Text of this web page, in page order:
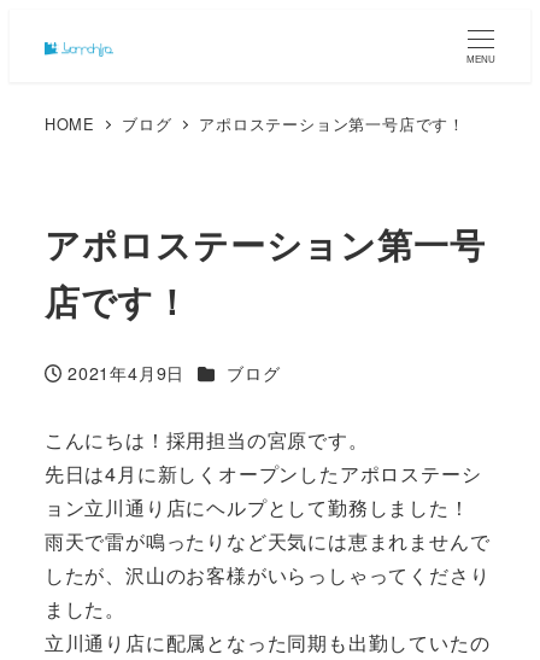
MENU
HOME ブログ アポロステーション第一号店です！
アポロステーション第一号
店です！
投稿日
2021年4月9日 カテゴリー
ブログ
こんにちは！採用担当の宮原です。
先日は4月に新しくオープンしたアポロステーシ
ョン立川通り店にヘルプとして勤務しました！
雨天で雷が鳴ったりなど天気には恵まれませんで
したが、沢山のお客様がいらっしゃってくださり
ました。
立川通り店に配属となった同期も出勤していたの